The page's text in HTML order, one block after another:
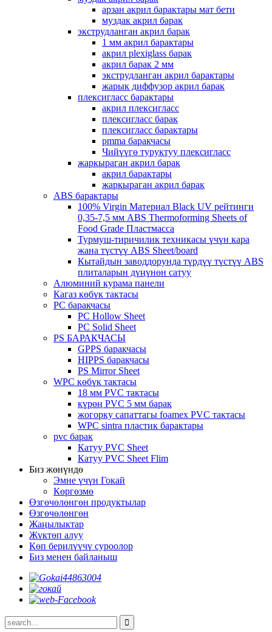
арзан акрил барактары мат бети
муздак акрил барак
экструдланган акрил барак
1 мм акрил барактары
акрил plexiglass барак
акрил барак 2 мм
экструдланган акрил барактары
жарык диффузор акрил барак
плексигласс барактары
акрил плексигласс
плексигласс барак
плексигласс барактары
pmma баракчасы
Чийүүгө туруктуу плексигласс
жаркыраган акрил барак
акрил барактары
жаркыраган акрил барак
ABS барактары
100% Virgin Материал Black UV рейтинги
0,35-7,5 мм ABS Thermoforming Sheets of
Food Grade Пластмасса
Турмуш-тиричилик техникасы үчүн кара
жана түстүү ABS Sheet/board
Кытайдын заводдорунда түрдүү түстүү ABS
плиталарын дүңүнөн сатуу
Алюминий курама панели
Кагаз көбүк тактасы
PC баракчасы
PC Hollow Sheet
PC Solid Sheet
PS БАРАКЧАСЫ
GPPS баракчасы
HIPPS баракчасы
PS Mirror Sheet
WPC көбүк тактасы
18 мм PVC тактасы
күрөң PVC 5 мм барак
жогорку сапаттагы foamex PVC тактасы
WPC sintra пластик барактары
pvc барак
Катуу PVC Sheet
Катуу PVC Sheet Flim
Биз жөнүндө
Эмне үчүн Гокай
Көргөзмө
Өзгөчөлөнгөн продуктылар
Өзгөчөлөнгөн
Жаңылыктар
Жүктөп алуу
Көп берилүүчү суроолор
Биз менен байланыш